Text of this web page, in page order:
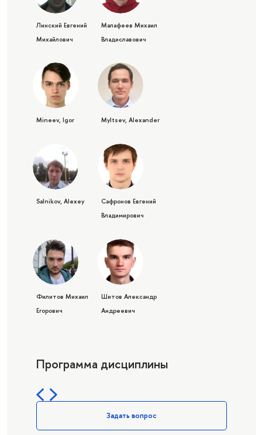
Линский Евгений
Михайлович
Малафеев Михаил
Владиславович
Mineev, Igor Myltsev, Alexander
Salnikov, Alexey
Сафронов Евгений
Владимирович
Филитов Михаил
Егорович
Шитов Александр
Андреевич
Программа дисциплины
Задать вопрос